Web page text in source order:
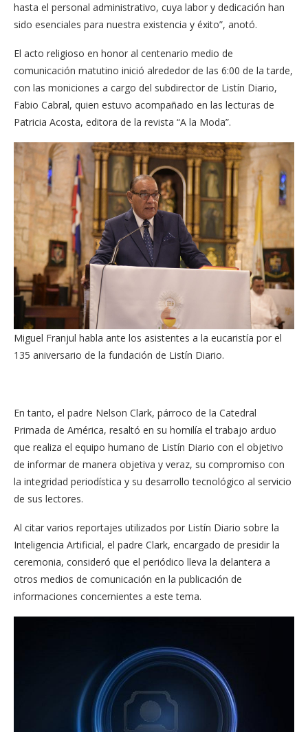
hasta el personal administrativo, cuya labor y dedicación han
sido esenciales para nuestra existencia y éxito”, anotó.
El acto religioso en honor al centenario medio de
comunicación matutino inició alrededor de las 6:00 de la tarde,
con las moniciones a cargo del subdirector de Listín Diario,
Fabio Cabral, quien estuvo acompañado en las lecturas de
Patricia Acosta, editora de la revista “A la Moda”.
Miguel Franjul habla ante los asistentes a la eucaristía por el
135 aniversario de la fundación de Listín Diario.
En tanto, el padre Nelson Clark, párroco de la Catedral
Primada de América, resaltó en su homilía el trabajo arduo
que realiza el equipo humano de Listín Diario con el objetivo
de informar de manera objetiva y veraz, su compromiso con
la integridad periodística y su desarrollo tecnológico al servicio
de sus lectores.
Al citar varios reportajes utilizados por Listín Diario sobre la
Inteligencia Artificial, el padre Clark, encargado de presidir la
ceremonia, consideró que el periódico lleva la delantera a
otros medios de comunicación en la publicación de
informaciones concernientes a este tema.